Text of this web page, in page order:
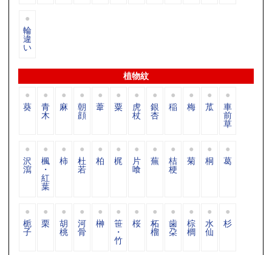
輪
違
い
植物紋
葵 青
木
麻 朝
顔
葦 粟 虎
杖
銀
杏
稲 梅 苽 車
前
草
沢
瀉
楓
・
紅
葉
柿 杜
若
柏 梶 片
喰
蕪 桔
梗
菊 桐 葛
栀
子
栗 胡
桃
河
骨
榊 笹
・
竹
桜 柘
榴
歯
朶
棕
櫚
水
仙
杉